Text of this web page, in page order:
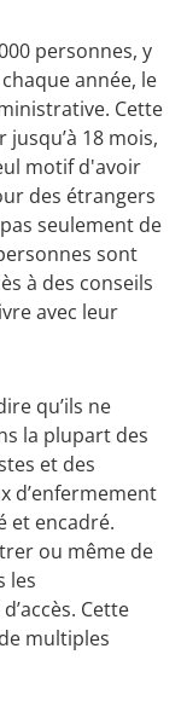
personnes, y
année, le
Cette
18 mois,
motif d'avoir
des étrangers
seulement de
sont
à des conseils
avec leur
qu’ils ne
la plupart des
et des
d’enfermement
et encadré.
ou même de
les
Cette
multiples